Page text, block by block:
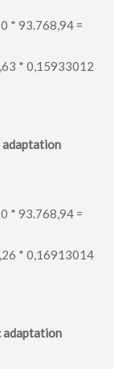
* 93.768,94 =
* 0,15933012
adaptation
* 93.768,94 =
* 0,16913014
adaptation